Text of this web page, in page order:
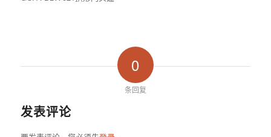
0
条回复
发表评论